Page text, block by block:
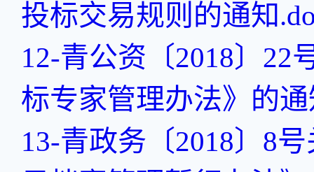
投标交易规则的通知
12-青公资〔2018〕22
标专家管理办法》的通
13-青政务〔2018〕8